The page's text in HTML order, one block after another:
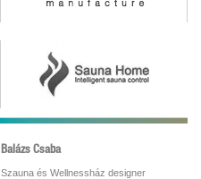
Balázs Csaba
Szauna és Wellnessház designer